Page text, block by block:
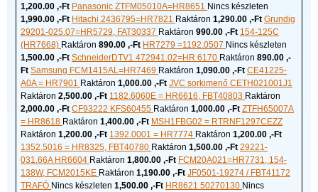
1,200.00 ,-Ft Panasonic ZTFM05010A=HR8651 Nincs készleten
1,990.00 ,-Ft Hitachi 2436795=HR7821 Raktáron 1,290.00 ,-Ft Grundig
29201-025.07=HR5729, FAT30337 Raktáron 990.00 ,-Ft 154-125C
(HR7668) Raktáron 890.00 ,-Ft HR7279 =1192.0507 Nincs készleten
1,500.00 ,-Ft SchneiderDTV1 472941.02=HR 6170 Raktáron 890.00 ,-
Ft Samsung FCM1415AL=HR7469 Raktáron 1,090.00 ,-Ft CE41225-
A0A = HR7901 Raktáron 1,000.00 ,-Ft JVC sorkimenő CETH021001J1
Raktáron 2,500.00 ,-Ft 1182.6060E = HR6616, FBT40803 Raktáron
2,000.00 ,-Ft CF93222 KFS60455 Raktáron 1,000.00 ,-Ft ZTFH65007A
= HR8618 Raktáron 1,400.00 ,-Ft MSH1FBG02 = RTRNF1297CEZZ
Raktáron 1,200.00 ,-Ft 1392.0001 = HR7774 Raktáron 1,200.00 ,-Ft
1352.5016 = HR8325, FBT40780 Raktáron 1,500.00 ,-Ft 29221-
031.66A HR6604 Raktáron 1,800.00 ,-Ft FCM20A021=HR7731, 154-
138W, FCM2015KE Raktáron 1,190.00 ,-Ft JF0501-19274 / FBT41172
TRAFÓ Nincs készleten 1,500.00 ,-Ft HR8621 50270130 Nincs